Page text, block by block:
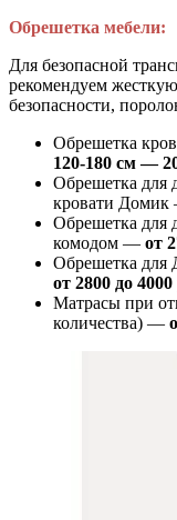
Обрешетка мебели:
Для безопасной
рекомендуем
безопасности,
Обрешетка
120-180 см —
Обрешетка для
кровати
Обрешетка для
комодом — от
Обрешетка для
от 2800 до
Матрасы при
количества) —